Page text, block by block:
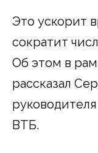
Это ускорит
сократит
Об этом в
рассказал
ВТБ.